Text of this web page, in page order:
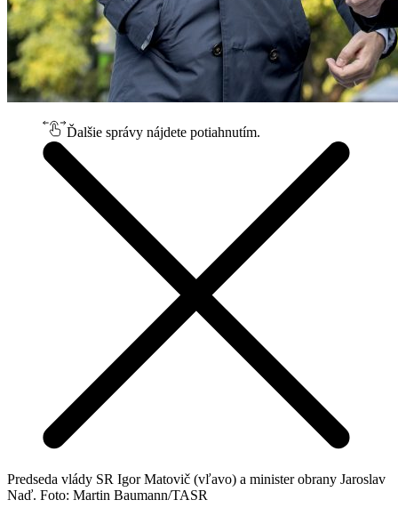
Ďalšie správy nájdete potiahnutím.
Predseda vlády SR Igor Matovič (vľavo) a minister obrany Jaroslav
Naď. Foto: Martin Baumann/TASR